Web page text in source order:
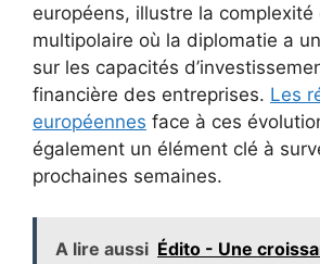
européens, illustre la complexité
multipolaire où la diplomatie a
sur les capacités
financière des entreprises. Les
européennes face à ces
également un élément clé à
prochaines semaines.
A lire aussi Édito - Une